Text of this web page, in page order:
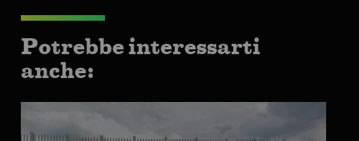
Potrebbe interessarti
anche: